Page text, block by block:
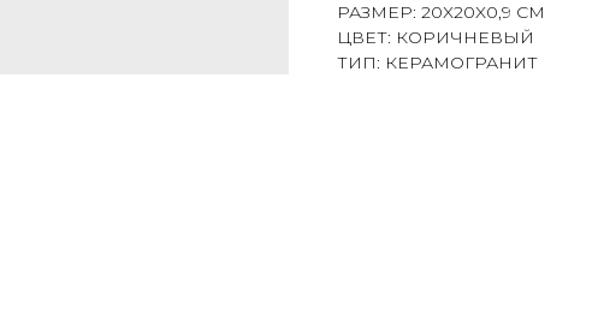
РАЗМЕР: 20X20X0,9 СМ
ЦВЕТ: КОРИЧНЕВЫЙ
ТИП: КЕРАМОГРАНИТ